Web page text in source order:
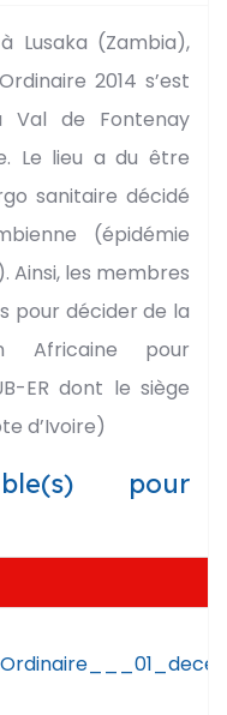
Lusaka (Zambia),
2014 s’est
Val de Fontenay
Le lieu a du être
sanitaire décidé
(épidémie
Ainsi, les membres
pour décider de la
Africaine pour
ER dont le siège
d’Ivoire)
pour